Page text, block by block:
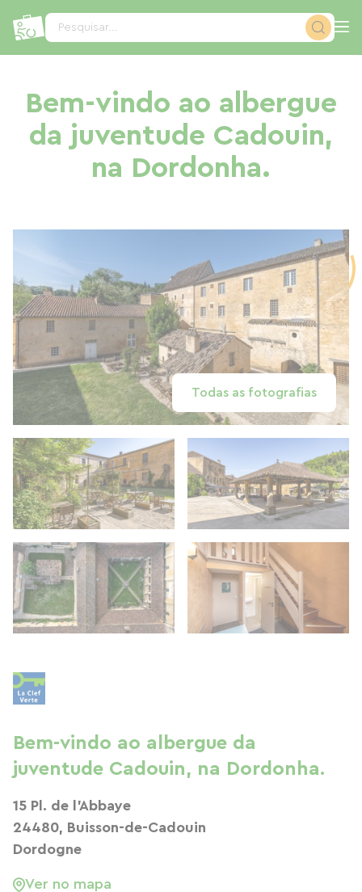
Pesquisar...
Bem-vindo ao albergue
da juventude Cadouin,
na Dordonha.
Todas as fotografias
Bem-vindo ao albergue da
juventude Cadouin, na Dordonha.
15 Pl. de l'Abbaye
24480, Buisson-de-Cadouin
Dordogne
Ver no mapa
Painel de Gerenciamento de Cookies